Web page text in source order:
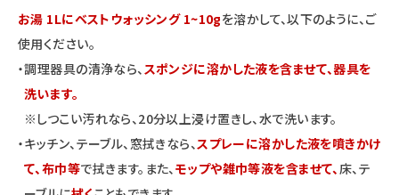
お湯 1Lにベストウォッシング 1~10gを溶かして、以下のように、ご
使用ください。
・調理器具の清浄なら、スポンジに溶かした液を含ませて、器具を
洗います。
※しつこい汚れなら、20分以上浸け置きし、水で洗います。
・キッチン、テーブル、窓拭きなら、スプレーに溶かした液を噴きかけ
て、布巾等で拭きます。また、モップや雑巾等液を含ませて、床、テ